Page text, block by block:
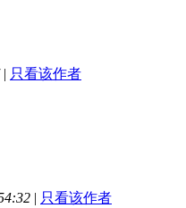
| 只看该作者
| 只看该作者